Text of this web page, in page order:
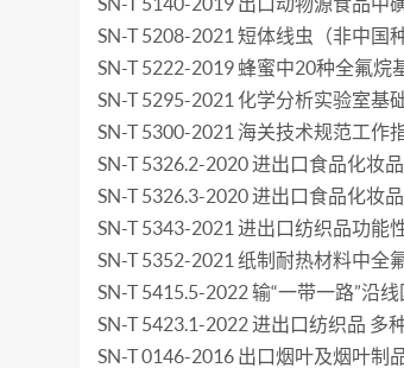
SN-T 5208-2021 短体线虫（非中国
SN-T 5222-2019 蜂蜜中20种全氟
SN-T 5295-2021 化学分析实验室基
SN-T 5300-2021 海关技术规范工作
SN-T 5326.2-2020 进出口食品化妆
SN-T 5326.3-2020 进出口食品化妆
SN-T 5343-2021 进出口纺织品功能
SN-T 5352-2021 纸制耐热材料中全
SN-T 5415.5-2022 输“一带一路”沿
SN-T 5423.1-2022 进出口纺织品 多
SN-T 0146-2016 出口烟叶及烟叶制